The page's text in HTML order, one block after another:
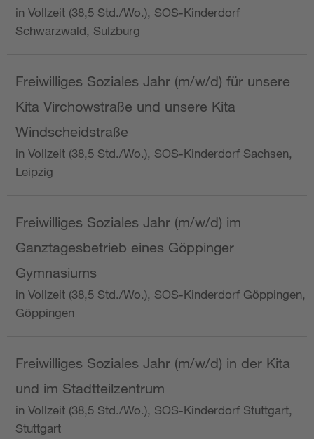
in Vollzeit (38,5 Std./Wo.), SOS-Kinderdorf
Schwarzwald, Sulzburg
Freiwilliges Soziales Jahr (m/w/d) für unsere
Kita Virchowstraße und unsere Kita
Windscheidstraße
in Vollzeit (38,5 Std./Wo.), SOS-Kinderdorf Sachsen,
Leipzig
Freiwilliges Soziales Jahr (m/w/d) im
Ganztagesbetrieb eines Göppinger
Gymnasiums
in Vollzeit (38,5 Std./Wo.), SOS-Kinderdorf Göppingen,
Göppingen
Freiwilliges Soziales Jahr (m/w/d) in der Kita
und im Stadtteilzentrum
in Vollzeit (38,5 Std./Wo.), SOS-Kinderdorf Stuttgart,
Stuttgart